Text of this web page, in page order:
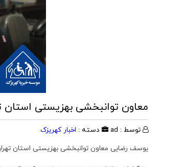
معاون توانبخشی بهزیستی استان
توسط : ad دسته : اخبار کهریزک
یوسف رضایی معاون توانبخشی بهزیستی استان